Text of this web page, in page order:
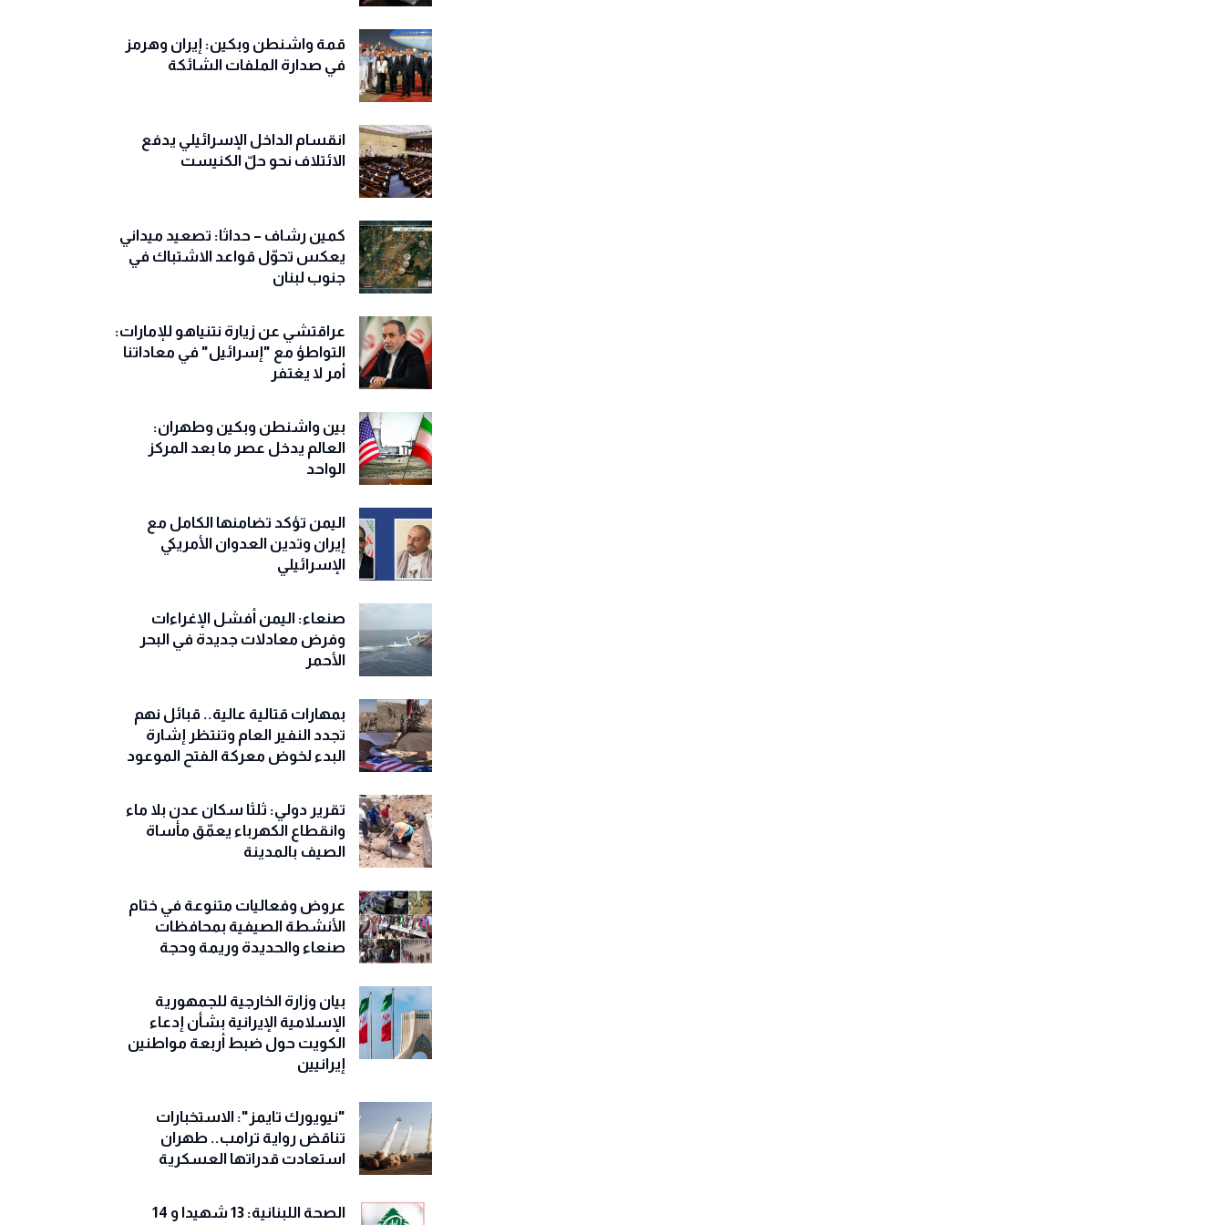
قمة واشنطن وبكين: إيران وهرمز
في صدارة الملفات الشائكة
انقسام الداخل الإسرائيلي يدفع
الائتلاف نحو حلّ الكنيست
كمين رشاف – حداثا: تصعيد ميداني
يعكس تحوّل قواعد الاشتباك في
جنوب لبنان
عراقتشي عن زيارة نتنياهو للإمارات:
التواطؤ مع "إسرائيل" في معاداتنا
أمر لا يغتفر
بين واشنطن وبكين وطهران:
العالم يدخل عصر ما بعد المركز
الواحد
اليمن تؤكد تضامنها الكامل مع
إيران وتدين العدوان الأمريكي
الإسرائيلي
صنعاء: اليمن أفشل الإغراءات
وفرض معادلات جديدة في البحر
الأحمر
بمهارات قتالية عالية.. قبائل نهم
تجدد النفير العام وتنتظر إشارة
البدء لخوض معركة الفتح الموعود
تقرير دولي: ثلثا سكان عدن بلا ماء
وانقطاع الكهرباء يعمّق مأساة
الصيف بالمدينة
عروض وفعاليات متنوعة في ختام
الأنشطة الصيفية بمحافظات
صنعاء والحديدة وريمة وحجة
‏بيان وزارة الخارجية للجمهورية
الإسلامية الإيرانية بشأن إدعاء
الكويت حول ضبط أربعة مواطنين
إيرانيين
"نيويورك تايمز": الاستخبارات
تناقض رواية ترامب.. طهران
استعادت قدراتها العسكرية
الصحة اللبنانية: 13 شهيدا و 14